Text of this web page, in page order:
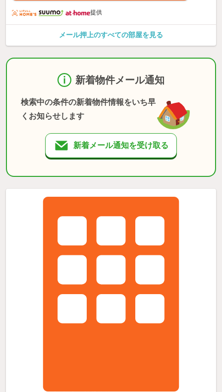
提供
メール押上のすべての部屋を見る
新着物件メール通知
検索中の条件の新着物件情報をいち早
くお知らせします
新着メール通知を受け取る